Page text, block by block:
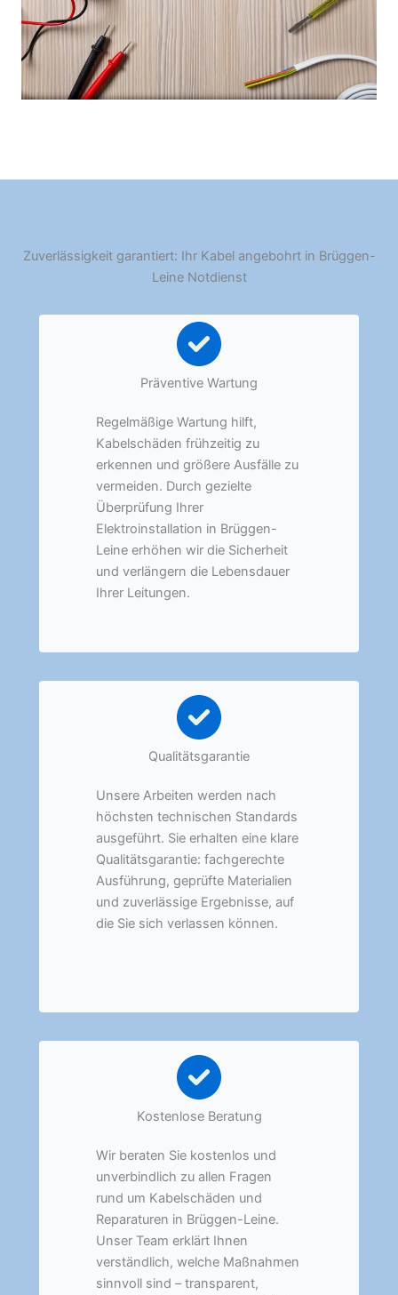
Zuverlässigkeit garantiert: Ihr Kabel angebohrt in Brüggen-
Leine Notdienst
Präventive Wartung
Regelmäßige Wartung hilft,
Kabelschäden frühzeitig zu
erkennen und größere Ausfälle zu
vermeiden. Durch gezielte
Überprüfung Ihrer
Elektroinstallation in Brüggen-
Leine erhöhen wir die Sicherheit
und verlängern die Lebensdauer
Ihrer Leitungen.
Qualitätsgarantie
Unsere Arbeiten werden nach
höchsten technischen Standards
ausgeführt. Sie erhalten eine klare
Qualitätsgarantie: fachgerechte
Ausführung, geprüfte Materialien
und zuverlässige Ergebnisse, auf
die Sie sich verlassen können.
Kostenlose Beratung
Wir beraten Sie kostenlos und
unverbindlich zu allen Fragen
rund um Kabelschäden und
Reparaturen in Brüggen-Leine.
Unser Team erklärt Ihnen
verständlich, welche Maßnahmen
sinnvoll sind – transparent,